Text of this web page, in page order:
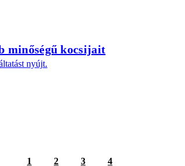
minőségű kocsijait
nyújt.
1 2 3 4